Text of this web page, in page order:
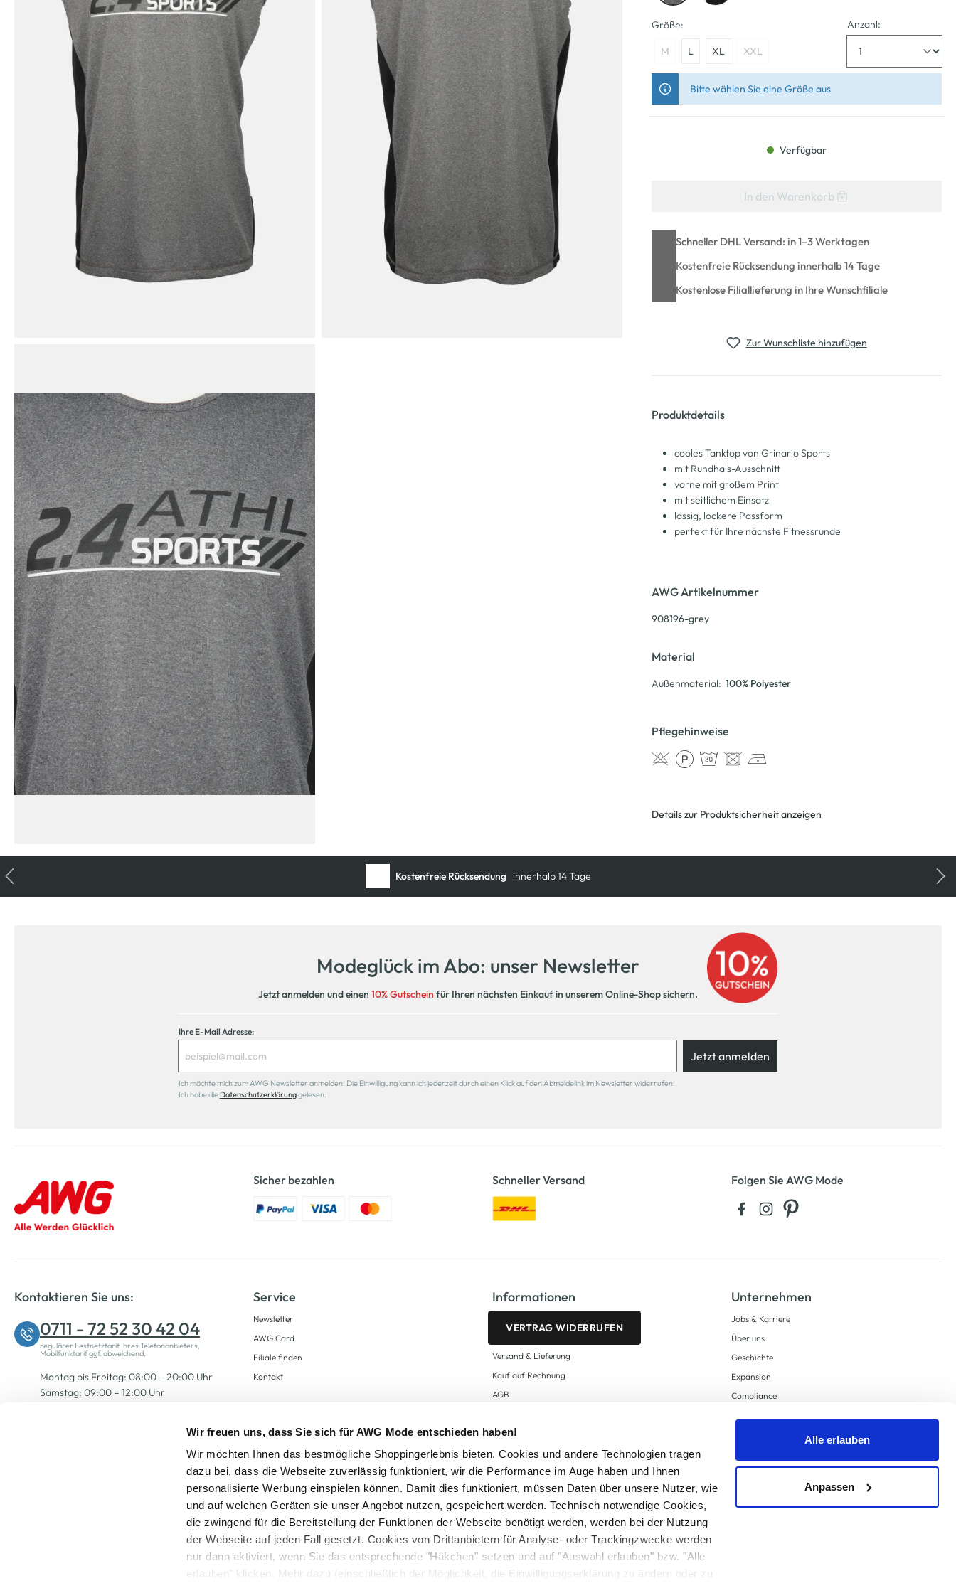
Wir freuen uns, dass Sie sich für AWG Mode entschieden haben!
Wir möchten Ihnen das bestmögliche Shoppingerlebnis bieten. Cookies und andere Technologien tragen
dazu bei, dass die Webseite zuverlässig funktioniert, wir die Performance im Auge haben und Ihnen
personalisierte Werbung einspielen können. Damit dies funktioniert, müssen Daten über unsere Nutzer, wie
und auf welchen Geräten sie unser Angebot nutzen, gespeichert werden. Technisch notwendige Cookies,
die zwingend für die Bereitstellung der Funktionen der Webseite benötigt werden, werden bei der Nutzung
der Webseite auf jeden Fall gesetzt. Cookies von Drittanbietern für Analyse- oder Trackingzwecke werden
nur dann aktiviert, wenn Sie das entsprechende "Häkchen" setzen und auf "Auswahl erlauben" bzw. "Alle
erlauben" klicken. Mehr dazu (einschließlich der Möglichkeit, die Einwilligungserklärung zu ändern oder zu
Alle erlauben
Anpassen
Größe:
M L XL XXL
Anzahl:
Bitte wählen Sie eine Größe aus
Verfügbar
In den Warenkorb
Schneller DHL Versand: in 1–3 Werktagen
Kostenfreie Rücksendung innerhalb 14 Tage
Kostenlose Filiallieferung in Ihre Wunschfiliale
Zur Wunschliste hinzufügen
Produktdetails
cooles Tanktop von Grinario Sports
mit Rundhals-Ausschnitt
vorne mit großem Print
mit seitlichem Einsatz
lässig, lockere Passform
perfekt für Ihre nächste Fitnessrunde
AWG Artikelnummer
908196-grey
Material
Außenmaterial: 100% Polyester
Pflegehinweise
Details zur Produktsicherheit anzeigen
Kostenfreie Rücksendung innerhalb 14 Tage
Modeglück im Abo: unser Newsletter
Jetzt anmelden und einen 10% Gutschein für Ihren nächsten Einkauf in unserem Online-Shop sichern.
Ihre E-Mail Adresse:
Jetzt anmelden
Ich möchte mich zum AWG Newsletter anmelden. Die Einwilligung kann ich jederzeit durch einen Klick auf den Abmeldelink im Newsletter widerrufen.
Ich habe die Datenschutzerklärunggelesen.
Sicher bezahlen Schneller Versand Folgen Sie AWG Mode
Kontaktieren Sie uns:
0711 - 72 52 30 42 04
regulärer Festnetztarif Ihres Telefonanbieters,
Mobilfunktarif ggf. abweichend.
Montag bis Freitag: 08:00 – 20:00 Uhr
Samstag: 09:00 – 12:00 Uhr
Service
Newsletter
AWG Card
Filiale finden
Kontakt
Informationen
VERTRAG WIDERRUFEN
Versand & Lieferung
Kauf auf Rechnung
AGB
Zahlungsarten
Datenschutz
AWG CARD Teilnahmebedingungen
Unternehmen
Jobs & Karriere
Über uns
Geschichte
Expansion
Compliance
Supply Chain Due Diligence
Alle Preise inkl. gesetzl. Mehrwertsteuer zzgl.